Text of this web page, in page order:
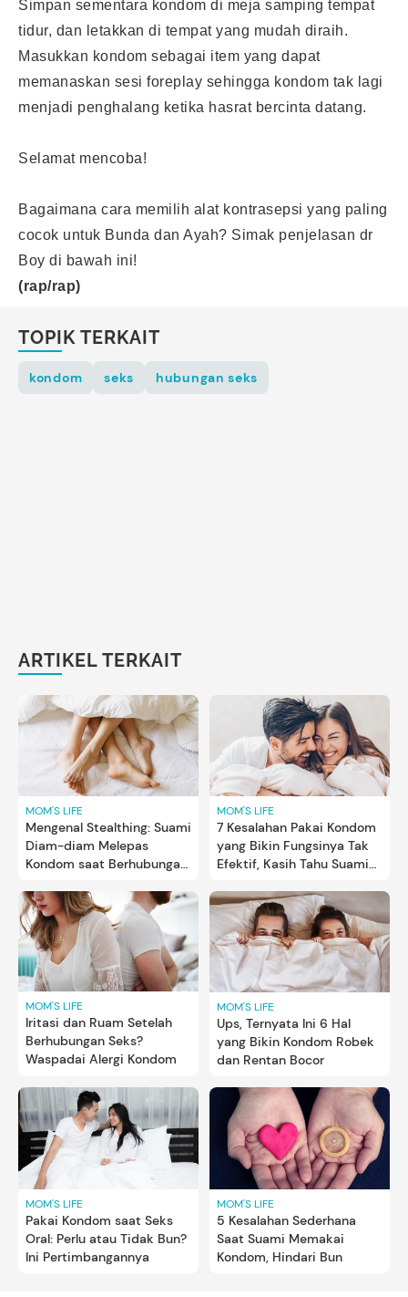
Simpan sementara kondom di meja samping tempat
tidur, dan letakkan di tempat yang mudah diraih.
Masukkan kondom sebagai item yang dapat
memanaskan sesi foreplay sehingga kondom tak lagi
menjadi penghalang ketika hasrat bercinta datang.
Selamat mencoba!
Bagaimana cara memilih alat kontrasepsi yang paling
cocok untuk Bunda dan Ayah? Simak penjelasan dr
Boy di bawah ini!
(rap/rap)
TOPIK TERKAIT
kondom seks hubungan seks
ARTIKEL TERKAIT
MOM'S LIFE
Mengenal Stealthing: Suami
Diam-diam Melepas
Kondom saat Berhubungan
MOM'S LIFE
7 Kesalahan Pakai Kondom
yang Bikin Fungsinya Tak
Efektif, Kasih Tahu Suami
MOM'S LIFE
Iritasi dan Ruam Setelah
Berhubungan Seks?
Waspadai Alergi Kondom
MOM'S LIFE
Ups, Ternyata Ini 6 Hal
yang Bikin Kondom Robek
dan Rentan Bocor
MOM'S LIFE
Pakai Kondom saat Seks
Oral: Perlu atau Tidak Bun?
Ini Pertimbangannya
MOM'S LIFE
5 Kesalahan Sederhana
Saat Suami Memakai
Kondom, Hindari Bun